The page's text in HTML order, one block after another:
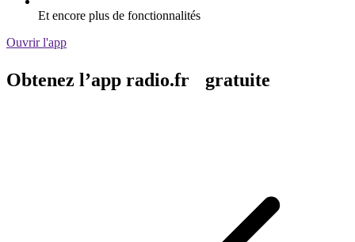
Et encore plus de fonctionnalités
Ouvrir l'app
Obtenez l’app radio.fr gratuite